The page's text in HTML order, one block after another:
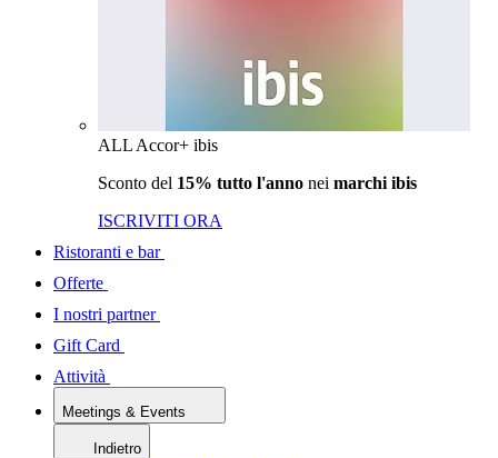
ALL Accor+ ibis
Sconto del 15% tutto l'anno nei marchi ibis
ISCRIVITI ORA
Ristoranti e bar
Offerte
I nostri partner
Gift Card
Attività
Meetings & Events
Indietro